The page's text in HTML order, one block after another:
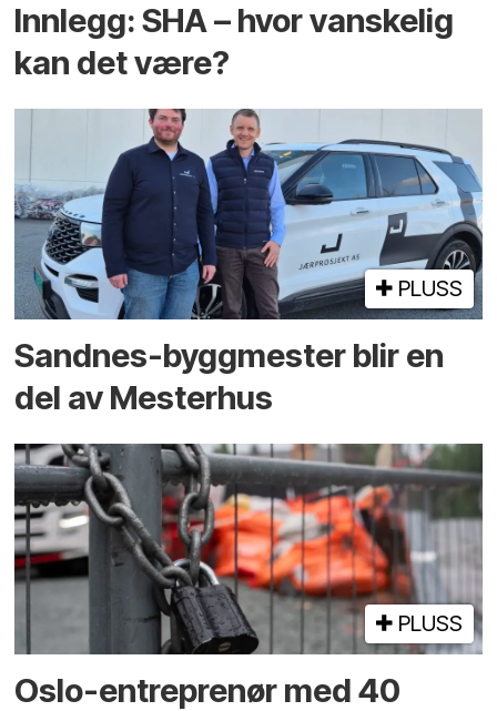
Innlegg: SHA – hvor vanskelig
kan det være?
PLUSS
Sandnes-byggmester blir en
del av Mesterhus
PLUSS
Oslo-entreprenør med 40